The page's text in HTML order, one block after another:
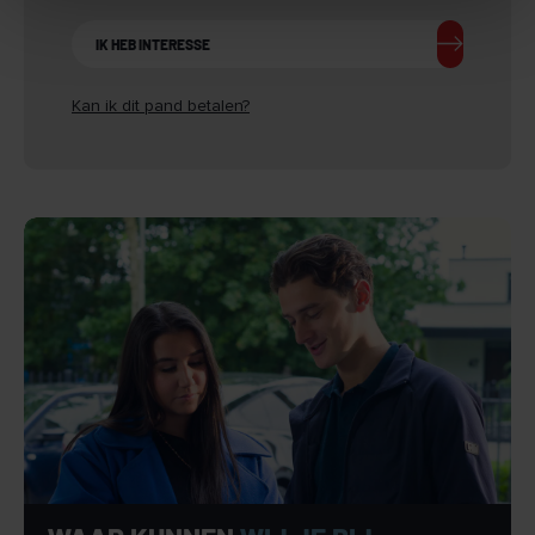
+ Bouwjaar: 1998
+ Omgeving: Gelegen nabij het kernwinkelgebied van Oss,
+ Zichtlocatie: Het object is gevestigd op een prominente
en herkenbare plek in Oss, mede door de voormalige functie
als BCC-winkel. Dit draagt bij aan een sterke commerciële
uitstraling en herkenning bij het publiek. Het pand beschikt
over een brede gevel aan de straatzijde, wat uitstekende
mogelijkheden biedt voor etalagepresentatie, signing en
merkprofilering. De zichtbaarheid vanaf de openbare weg is
hoog, wat bijdraagt aan de commerciële aantrekkingskracht.
+ Indeling: Royale winkelvloer met magazijn en
IK HEB INTERESSE
Kan ik dit pand betalen?